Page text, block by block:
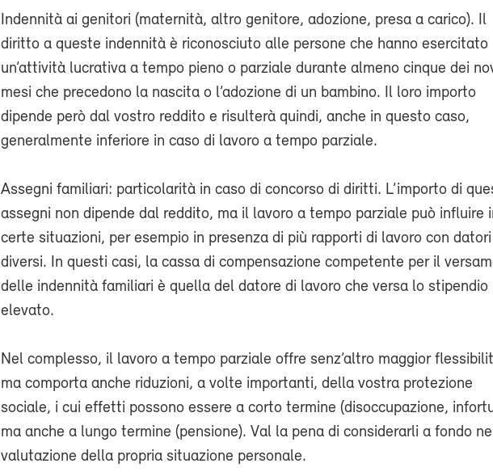
Indennità ai genitori (maternità, altro genitore, adozione, presa a carico). Il
diritto a queste indennità è riconosciuto alle persone che hanno esercitato
un’attività lucrativa a tempo pieno o parziale durante almeno cinque dei
mesi che precedono la nascita o l’adozione di un bambino. Il loro importo
dipende però dal vostro reddito e risulterà quindi, anche in questo caso,
generalmente inferiore in caso di lavoro a tempo parziale.
Assegni familiari: particolarità in caso di concorso di diritti. L’importo di
assegni non dipende dal reddito, ma il lavoro a tempo parziale può influire
certe situazioni, per esempio in presenza di più rapporti di lavoro con datori
diversi. In questi casi, la cassa di compensazione competente per il
delle indennità familiari è quella del datore di lavoro che versa lo stipendio
elevato.
Nel complesso, il lavoro a tempo parziale offre senz’altro maggior
ma comporta anche riduzioni, a volte importanti, della vostra protezione
sociale, i cui effetti possono essere a corto termine (disoccupazione,
ma anche a lungo termine (pensione). Val la pena di considerarli a fondo
valutazione della propria situazione personale.